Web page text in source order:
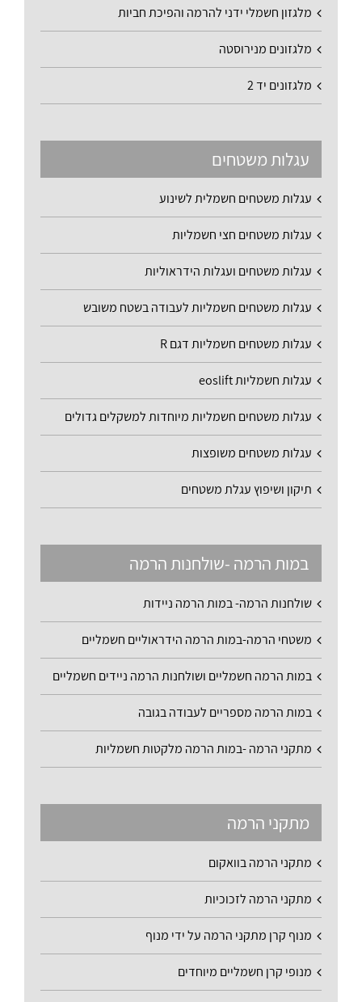
מלגזון חשמלי ידני להרמה והפיכת חביות
מלגזונים מנירוסטה
מלגזונים יד 2
עגלות משטחים
עגלות משטחים חשמלית לשינוע
עגלות משטחים חצי חשמליות
עגלות משטחים ועגלות הידראוליות
עגלות משטחים חשמליות לעבודה בשטח משובש
עגלות משטחים חשמליות דגם R
עגלות חשמליות eoslift
עגלות משטחים חשמליות מיוחדות למשקלים גדולים
עגלות משטחים משופצות
תיקון ושיפוץ עגלת משטחים
במות הרמה -שולחנות הרמה
שולחנות הרמה- במות הרמה ניידות
משטחי הרמה-במות הרמה הידראוליים חשמליים
במות הרמה חשמליים ושולחנות הרמה ניידים חשמליים
במות הרמה מספריים לעבודה בגובה
מתקני הרמה -במות הרמה מלקטות חשמליות
מתקני הרמה
מתקני הרמה בוואקום
מתקני הרמה לזכוכיות
מנוף קרן מתקני הרמה על ידי מנוף
מנופי קרן חשמליים מיוחדים